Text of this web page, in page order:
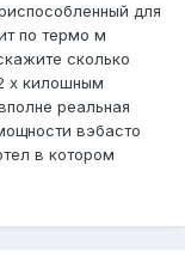
для
по термо м
сколько
х килошным
реальная
вэбасто
в котором